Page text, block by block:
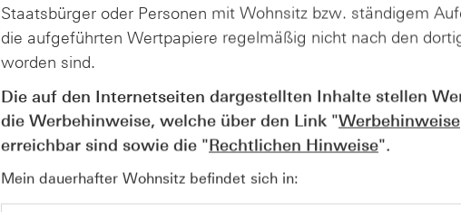
04
Der Blick ins
Kündigungen bei
vom 04.08.2026
Staatsbürger oder Personen mit Wohnsitz bzw. ständigem
die aufgeführten Wertpapiere regelmäßig nicht nach den
worden sind.
Die auf den Internetseiten dargestellten Inhalte stellen
die Werbehinweise, welche über den Link "Werbehinweise
erreichbar sind sowie die "Rechtlichen Hinweise".
Mein dauerhafter Wohnsitz befindet sich in: